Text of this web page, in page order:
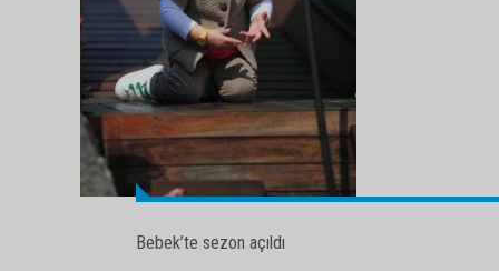
Bebek’te sezon açıldı